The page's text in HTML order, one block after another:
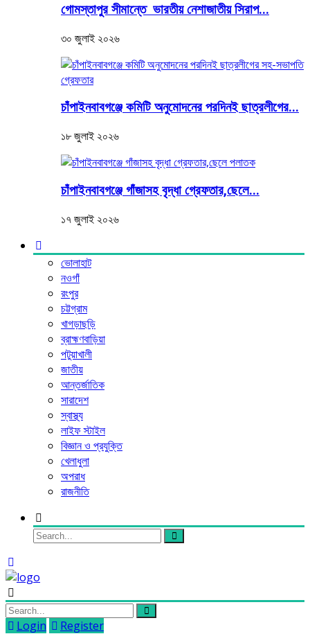
গোমস্তাপুর সীমান্তে ভারতীয় নেশাজাতীয় সিরাপ...
৩০ জুলাই ২০২৬
চাঁপাইনবাবগঞ্জে কমিটি অনুমোদনের পরদিনই ছাত্রলীগের...
১৮ জুলাই ২০২৬
চাঁপাইনবাবগঞ্জে গাঁজাসহ বৃদ্ধা গ্রেফতার,ছেলে...
১৭ জুলাই ২০২৬
ভোলাহাট
নওগাঁ
রংপুর
চট্টগ্রাম
খাগড়াছড়ি
ব্রাহ্মণবাড়িয়া
পটুয়াখালী
জাতীয়
আন্তর্জাতিক
সারাদেশ
স্বাস্থ্য
লাইফ স্টাইল
বিজ্ঞান ও প্রযুক্তি
খেলাধুলা
অপরাধ
রাজনীতি
Login
Register